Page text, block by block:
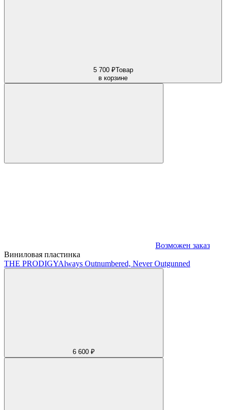
5 700 ₽Товар
в корзине
Возможен заказ
Виниловая пластинка
THE PRODIGYAlways Outnumbered, Never Outgunned
6 600 ₽